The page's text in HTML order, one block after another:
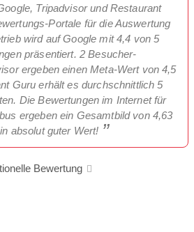
Tripadvisor und Restaurant
Portale für die Auswertung
wird auf Google mit 4,4 von 5
präsentiert. 2 Besucher-
ergeben einen Meta-Wert von 4,5
Guru erhält es durchschnittlich 5
Die Bewertungen im Internet für
ergeben ein Gesamtbild von 4,63
absolut guter Wert!
Bewertung